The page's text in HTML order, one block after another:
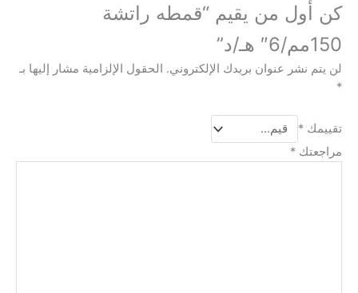
كن أول من يقيم “قمطه راتشة
150مم/6″ هـ/د”
لن يتم نشر عنوان بريدك الإلكتروني. الحقول الإلزامية مشار إليها بـ
*
تقييمك *
مراجعتك *